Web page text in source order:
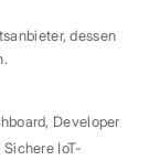
dessen
, Developer
Sichere IoT-